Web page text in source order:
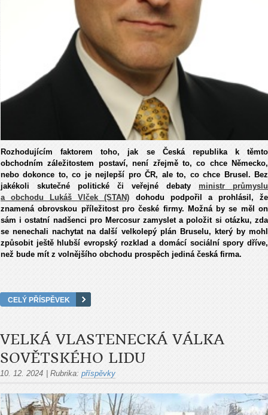
Rozhodujícím faktorem toho, jak se Česká republika k těmto
obchodním záležitostem postaví, není zřejmě to, co chce Německo,
nebo dokonce to, co je nejlepší pro ČR, ale to, co chce Brusel. Bez
jakékoli skutečné politické či veřejné debaty ministr průmyslu
a obchodu Lukáš Vlček (STAN) dohodu podpořil a prohlásil, že
znamená obrovskou příležitost pro české firmy. Možná by se měl on
sám i ostatní nadšenci pro Mercosur zamyslet a položit si otázku, zda
se nenechali nachytat na další velkolepý plán Bruselu, který by mohl
způsobit ještě hlubší evropský rozklad a domácí sociální spory dříve,
než bude mít z volnějšího obchodu prospěch jediná česká firma.
CELÝ PŘÍSPĚVEK
VELKÁ VLASTENECKÁ VÁLKA
SOVĚTSKÉHO LIDU
10. 12. 2024 | Rubrika: příspěvky